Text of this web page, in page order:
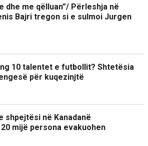
dhe me qëlluan”/ Përleshja në
Bajri tregon si e sulmoi Jurgen
10 talentet e futbollit? Shtetësia
për kuqezinjtë
shpejtësi në Kanadanë
mijë persona evakuohen